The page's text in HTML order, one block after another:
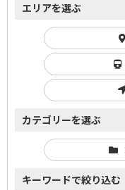
エリアを選ぶ
カテゴリーを選ぶ
キーワードで絞り込む